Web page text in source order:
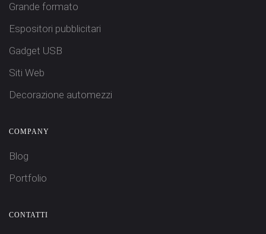
Grande formato
Espositori pubblicitari
Gadget USB
Siti Web
Decorazione automezzi
COMPANY
Blog
Portfolio
CONTATTI